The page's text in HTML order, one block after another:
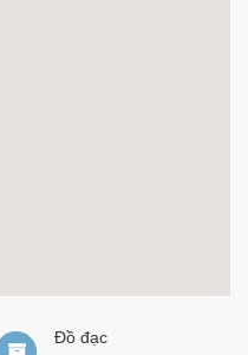
Đồ đạc